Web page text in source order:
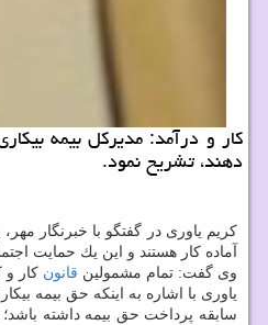
كار و درآمد: مدیركل بیمه
دهند، تشریح نمود.
آماده كار هستند و این یك حمایت
وی گفت: تمام مشمولین قانون كار و
یاوری با اشاره به اینكه حق بیمه بیكاری به میزان ۳ درصد مزد
سابقه پرداخت حق بیمه داشته باشد؛ همین طور بیمه شده مكلف است ظرف ۳۰ روز